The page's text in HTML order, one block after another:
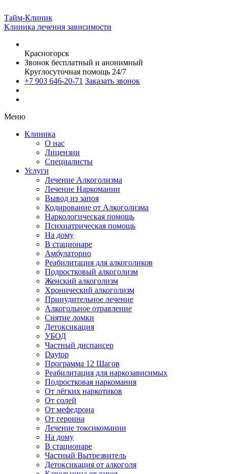
Тайм-Клиник
Клиника лечения зависимости
Красногорск
Звонок бесплатный и анонимный
Круглосуточная помощь 24/7
+7 903 646-20-71 Заказать звонок
Меню
Клиника
О нас
Лицензии
Специалисты
Услуги
Лечение Алкоголизма
Лечение Наркомании
Вывод из запоя
Кодирование от Алкоголизма
Наркологическая помощь
Психиатрическая помощь
На дому
В стационаре
Амбулаторно
Реабилитация для алкоголиков
Подростковый алкоголизм
Женский алкоголизм
Хронический алкоголизм
Принудительное лечение
Алкогольное отравление
Снятие ломки
Детоксикация
УБОД
Частный диспансер
Daytop
Программа 12 Шагов
Реабилитация для наркозависимых
Подростковая наркомания
От лёгких наркотиков
От солей
От мефедрона
От героина
Лечение токсикомании
На дому
В стационаре
Частный Вытрезвитель
Детоксикация от алкоголя